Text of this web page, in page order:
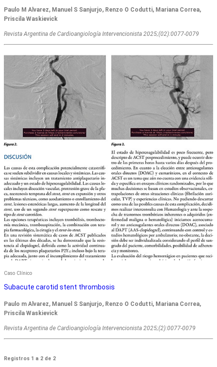
Paulo M Alvarez, Manuel S Sanjurjo, Renzo O Codutti, Mariana Correa,
Priscila Waskievick
Revista Argentina de Cardioangiologí­a Intervencionista 2025;(02):0077-0079
Caso Clínico
Subacute carotid stent thrombosis
Paulo m Alvarez, Manuel S Sanjurjo, Renzo O Codutti, Mariana Correa,
Priscila Waskievick
Revista Argentina de Cardioangiologí­a Intervencionista 2025;(2):0077-0079
Registros 1 a 2 de 2